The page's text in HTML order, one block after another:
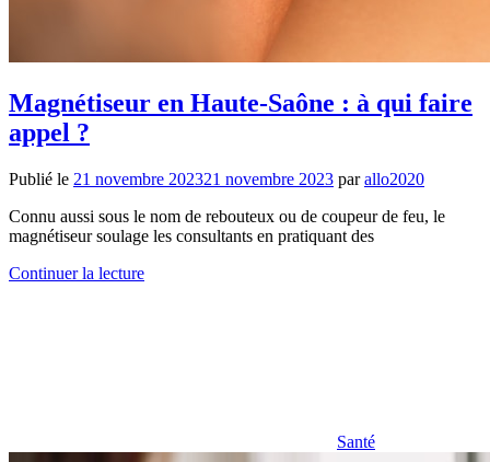
Magnétiseur en Haute-Saône : à qui faire
appel ?
Publié le 21 novembre 202321 novembre 2023 parallo2020
Connu aussi sous le nom de rebouteux ou de coupeur de feu, le
magnétiseur soulage les consultants en pratiquant des
Continuer la lecture
Santé